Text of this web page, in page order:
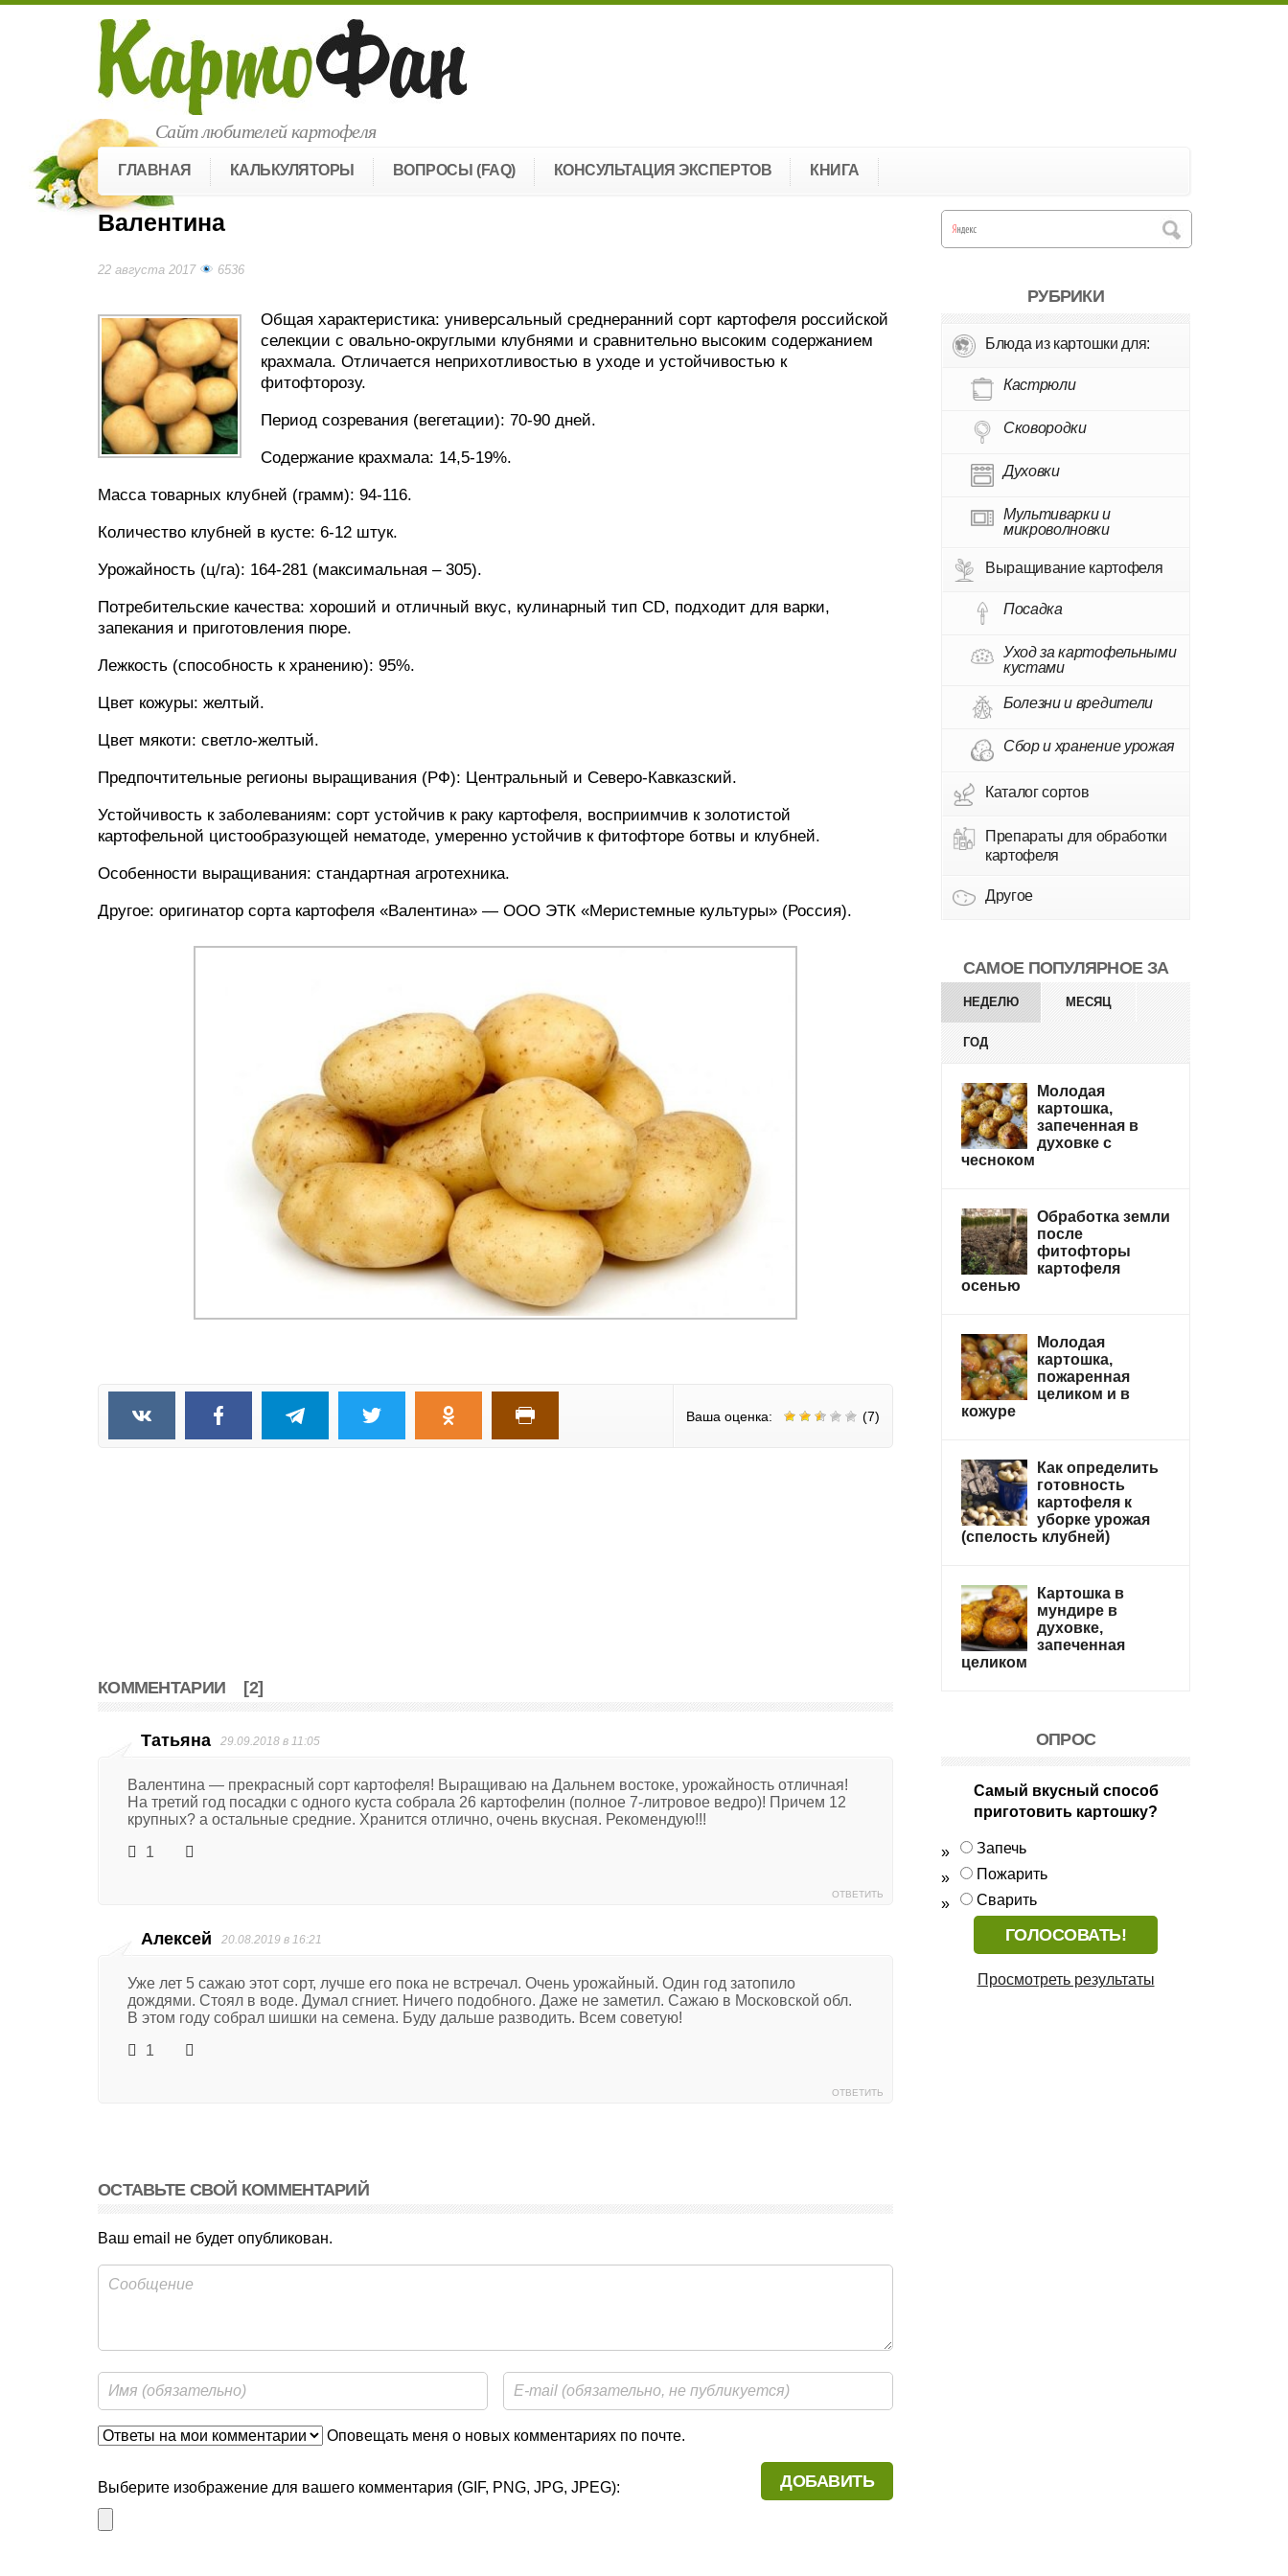
Сайт любителей картофеля
ГЛАВНАЯ КАЛЬКУЛЯТОРЫ ВОПРОСЫ (FAQ) КОНСУЛЬТАЦИЯ ЭКСПЕРТОВ КНИГА
Валентина
22 августа 2017 6536
Общая характеристика: универсальный среднеранний сорт картофеля российской
селекции с овально-округлыми клубнями и сравнительно высоким содержанием
крахмала. Отличается неприхотливостью в уходе и устойчивостью к
фитофторозу.
Период созревания (вегетации): 70-90 дней.
Содержание крахмала: 14,5-19%.
Масса товарных клубней (грамм): 94-116.
Количество клубней в кусте: 6-12 штук.
Урожайность (ц/га): 164-281 (максимальная – 305).
Потребительские качества: хороший и отличный вкус, кулинарный тип CD, подходит для варки,
запекания и приготовления пюре.
Лежкость (способность к хранению): 95%.
Цвет кожуры: желтый.
Цвет мякоти: светло-желтый.
Предпочтительные регионы выращивания (РФ): Центральный и Северо-Кавказский.
Устойчивость к заболеваниям: сорт устойчив к раку картофеля, восприимчив к золотистой
картофельной цистообразующей нематоде, умеренно устойчив к фитофторе ботвы и клубней.
Особенности выращивания: стандартная агротехника.
Другое: оригинатор сорта картофеля «Валентина» — ООО ЭТК «Меристемные культуры» (Россия).
Ваша оценка: (7)
КОММЕНТАРИИ [2]
Татьяна 29.09.2018 в 11:05
Валентина — прекрасный сорт картофеля! Выращиваю на Дальнем востоке, урожайность отличная!
На третий год посадки с одного куста собрала 26 картофелин (полное 7-литровое ведро)! Причем 12
крупных? а остальные средние. Хранится отлично, очень вкусная. Рекомендую!!!
1
ОТВЕТИТЬ
Алексей 20.08.2019 в 16:21
Уже лет 5 сажаю этот сорт, лучше его пока не встречал. Очень урожайный. Один год затопило
дождями. Стоял в воде. Думал сгниет. Ничего подобного. Даже не заметил. Сажаю в Московской обл.
В этом году собрал шишки на семена. Буду дальше разводить. Всем советую!
1
ОТВЕТИТЬ
ОСТАВЬТЕ СВОЙ КОММЕНТАРИЙ
Ваш email не будет опубликован.
Оповещать меня о новых комментариях по почте.
Выберите изображение для вашего комментария (GIF, PNG, JPG, JPEG):
РУБРИКИ
Блюда из картошки для:
Кастрюли
Сковородки
Духовки
Мультиварки и
микроволновки
Выращивание картофеля
Посадка
Уход за картофельными
кустами
Болезни и вредители
Сбор и хранение урожая
Каталог сортов
Препараты для обработки
картофеля
Другое
САМОЕ ПОПУЛЯРНОЕ ЗА
НЕДЕЛЮ МЕСЯЦ
ГОД
Молодая
картошка,
запеченная в
духовке с
чесноком
Обработка земли
после
фитофторы
картофеля
осенью
Молодая
картошка,
пожаренная
целиком и в
кожуре
Как определить
готовность
картофеля к
уборке урожая
(спелость клубней)
Картошка в
мундире в
духовке,
запеченная
целиком
ОПРОС
Самый вкусный способ
приготовить картошку?
Запечь
Пожарить
Сварить
Просмотреть результаты